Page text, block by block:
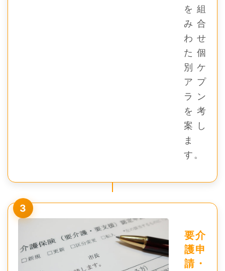
を組
み合
わせ
た個
別ケ
アプ
ラン
を考
案し
ま
す。
3
要介
護申
請・